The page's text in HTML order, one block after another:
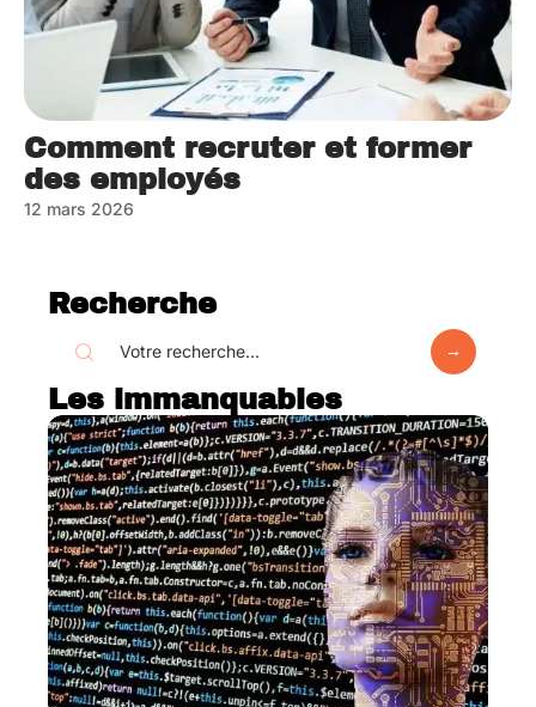
Comment recruter et former
des employés
12 mars 2026
Recherche
Les immanquables